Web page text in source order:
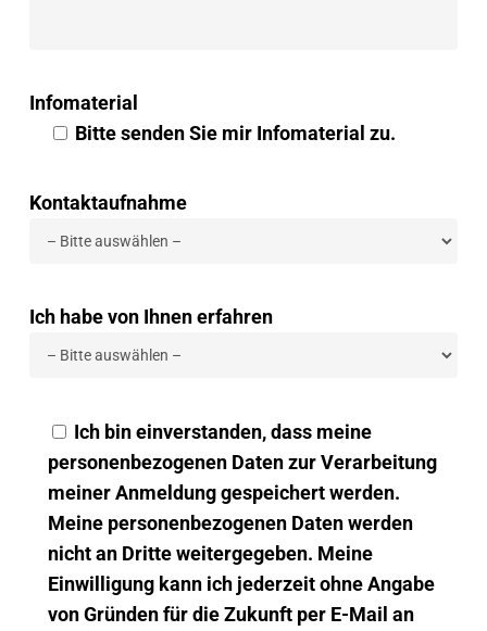
Infomaterial
Bitte senden Sie mir Infomaterial zu.
Kontaktaufnahme
Ich habe von Ihnen erfahren
Ich bin einverstanden, dass meine
personenbezogenen Daten zur Verarbeitung
meiner Anmeldung gespeichert werden.
Meine personenbezogenen Daten werden
nicht an Dritte weitergegeben. Meine
Einwilligung kann ich jederzeit ohne Angabe
von Gründen für die Zukunft per E-Mail an